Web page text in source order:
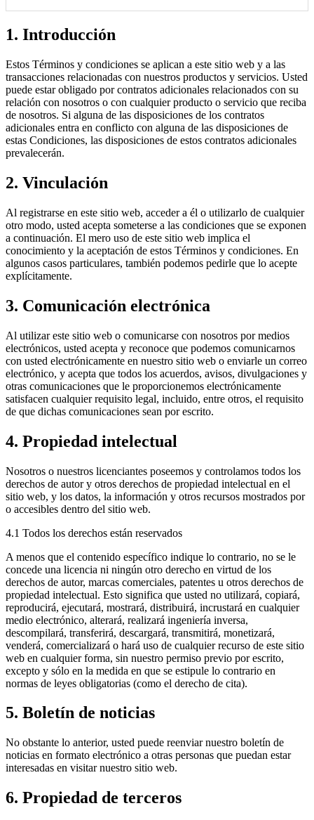
1. Introducción
Estos Términos y condiciones se aplican a este sitio web y a las
transacciones relacionadas con nuestros productos y servicios. Usted
puede estar obligado por contratos adicionales relacionados con su
relación con nosotros o con cualquier producto o servicio que reciba
de nosotros. Si alguna de las disposiciones de los contratos
adicionales entra en conflicto con alguna de las disposiciones de
estas Condiciones, las disposiciones de estos contratos adicionales
prevalecerán.
2. Vinculación
Al registrarse en este sitio web, acceder a él o utilizarlo de cualquier
otro modo, usted acepta someterse a las condiciones que se exponen
a continuación. El mero uso de este sitio web implica el
conocimiento y la aceptación de estos Términos y condiciones. En
algunos casos particulares, también podemos pedirle que lo acepte
explícitamente.
3. Comunicación electrónica
Al utilizar este sitio web o comunicarse con nosotros por medios
electrónicos, usted acepta y reconoce que podemos comunicarnos
con usted electrónicamente en nuestro sitio web o enviarle un correo
electrónico, y acepta que todos los acuerdos, avisos, divulgaciones y
otras comunicaciones que le proporcionemos electrónicamente
satisfacen cualquier requisito legal, incluido, entre otros, el requisito
de que dichas comunicaciones sean por escrito.
4. Propiedad intelectual
Nosotros o nuestros licenciantes poseemos y controlamos todos los
derechos de autor y otros derechos de propiedad intelectual en el
sitio web, y los datos, la información y otros recursos mostrados por
o accesibles dentro del sitio web.
4.1 Todos los derechos están reservados
A menos que el contenido específico indique lo contrario, no se le
concede una licencia ni ningún otro derecho en virtud de los
derechos de autor, marcas comerciales, patentes u otros derechos de
propiedad intelectual. Esto significa que usted no utilizará, copiará,
reproducirá, ejecutará, mostrará, distribuirá, incrustará en cualquier
medio electrónico, alterará, realizará ingeniería inversa,
descompilará, transferirá, descargará, transmitirá, monetizará,
venderá, comercializará o hará uso de cualquier recurso de este sitio
web en cualquier forma, sin nuestro permiso previo por escrito,
excepto y sólo en la medida en que se estipule lo contrario en
normas de leyes obligatorias (como el derecho de cita).
5. Boletín de noticias
No obstante lo anterior, usted puede reenviar nuestro boletín de
noticias en formato electrónico a otras personas que puedan estar
interesadas en visitar nuestro sitio web.
6. Propiedad de terceros